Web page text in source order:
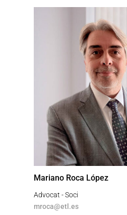
Mariano Roca López
Advocat - Soci
mroca@etl.es